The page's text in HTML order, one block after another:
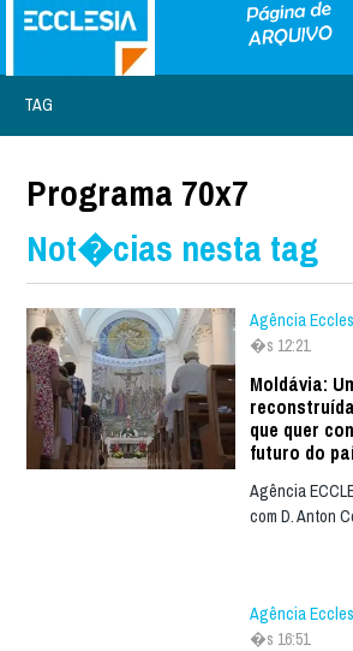
TAG
Programa 70x7
Not�cias nesta tag
Agência
�s 12:21
Moldávia:
que quer
futuro do
Agência
com D. Anton
Agência
�s 16:51